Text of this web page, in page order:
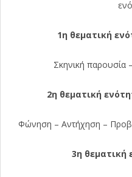
1η θεματική
Σκηνική παρουσία
2η θεματική
Φώνηση – Αντήχηση –
3η θεματική